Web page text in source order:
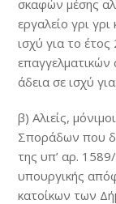
σκαφών μέσης
εργαλείο γρι
ισχύ για το
άδεια σε ισχύ
β) Αλιείς,
Σποράδων που
της υπ’ αρ.
υπουργικής
κατοίκων των